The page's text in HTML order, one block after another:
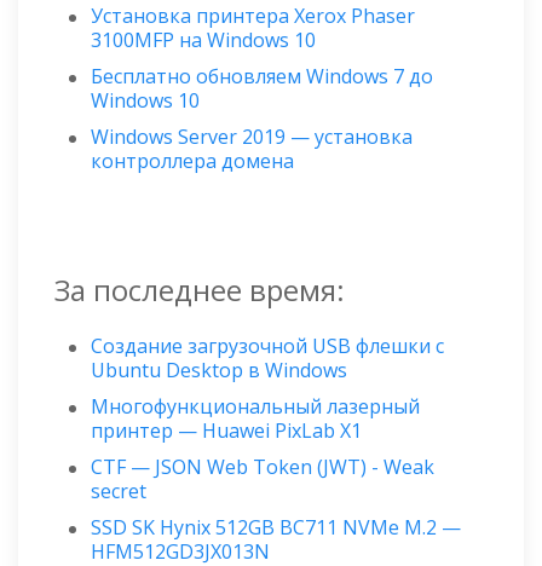
Установка принтера Xerox Phaser
3100MFP на Windows 10
Бесплатно обновляем Windows 7 до
Windows 10
Windows Server 2019 — установка
контроллера домена
За последнее время:
Создание загрузочной USB флешки с
Ubuntu Desktop в Windows
Многофункциональный лазерный
принтер — Huawei PixLab X1
CTF — JSON Web Token (JWT) - Weak
secret
SSD SK Hynix 512GB BC711 NVMe M.2 —
HFM512GD3JX013N